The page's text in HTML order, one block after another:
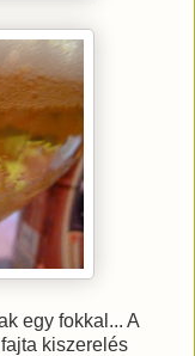
egy fokkal... A
kiszerelés